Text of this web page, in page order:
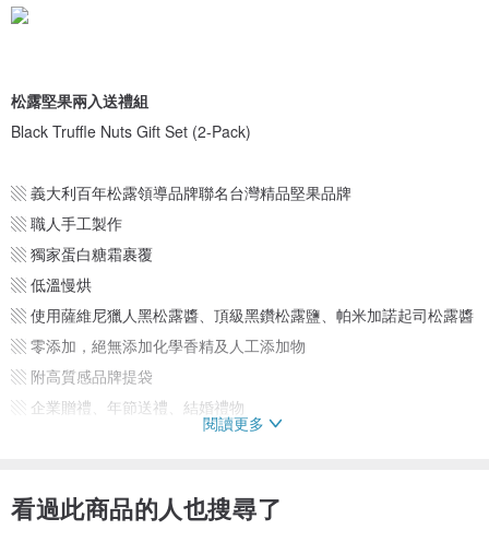
松露堅果兩入送禮組
Black Truffle Nuts Gift Set (2-Pack)
▧ 義大利百年松露領導品牌聯名台灣精品堅果品牌
▧ 職人手工製作
▧ 獨家蛋白糖霜裹覆
▧ 低溫慢烘
▧ 使用薩維尼獵人黑松露醬、頂級黑鑽松露鹽、帕米加諾起司松露醬
▧ 零添加，絕無添加化學香精及人工添加物
▧ 附高質感品牌提袋
▧ 企業贈禮、年節送禮、結婚禮物
閱讀更多
看過此商品的人也搜尋了